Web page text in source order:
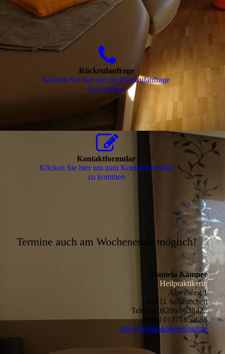
Rückrufanfrage
Klicken Sie hier um zur Rückrufanfrage
zu kommen
Kontaktformular
Klicken Sie hier um zum Kon­takt­for­mu­lar
zu kommen
Termine auch am Wochenende möglich!
Daniela Kämper
Heilpraktikerin
Alpenweg 1
86511 Schmiechen
Telefon 08206/9638422
Mobil 01771850688
info@heilpraktikerin.online